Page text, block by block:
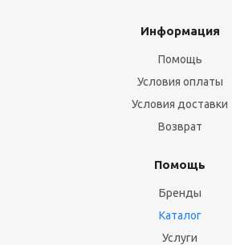
Информация
Помощь
Условия оплаты
Условия доставки
Возврат
Помощь
Бренды
Каталог
Услуги